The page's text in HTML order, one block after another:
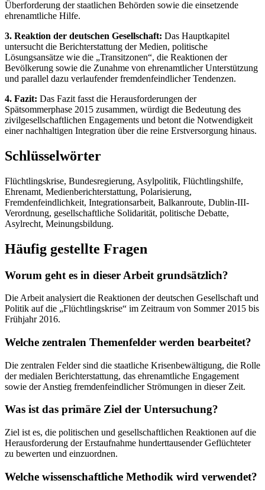
Überforderung der staatlichen Behörden sowie die einsetzende
ehrenamtliche Hilfe.
3. Reaktion der deutschen Gesellschaft: Das Hauptkapitel
untersucht die Berichterstattung der Medien, politische
Lösungsansätze wie die „Transitzonen“, die Reaktionen der
Bevölkerung sowie die Zunahme von ehrenamtlicher Unterstützung
und parallel dazu verlaufender fremdenfeindlicher Tendenzen.
4. Fazit: Das Fazit fasst die Herausforderungen der
Spätsommerphase 2015 zusammen, würdigt die Bedeutung des
zivilgesellschaftlichen Engagements und betont die Notwendigkeit
einer nachhaltigen Integration über die reine Erstversorgung hinaus.
Schlüsselwörter
Flüchtlingskrise, Bundesregierung, Asylpolitik, Flüchtlingshilfe,
Ehrenamt, Medienberichterstattung, Polarisierung,
Fremdenfeindlichkeit, Integrationsarbeit, Balkanroute, Dublin-III-
Verordnung, gesellschaftliche Solidarität, politische Debatte,
Asylrecht, Meinungsbildung.
Häufig gestellte Fragen
Worum geht es in dieser Arbeit grundsätzlich?
Die Arbeit analysiert die Reaktionen der deutschen Gesellschaft und
Politik auf die „Flüchtlingskrise“ im Zeitraum von Sommer 2015 bis
Frühjahr 2016.
Welche zentralen Themenfelder werden bearbeitet?
Die zentralen Felder sind die staatliche Krisenbewältigung, die Rolle
der medialen Berichterstattung, das ehrenamtliche Engagement
sowie der Anstieg fremdenfeindlicher Strömungen in dieser Zeit.
Was ist das primäre Ziel der Untersuchung?
Ziel ist es, die politischen und gesellschaftlichen Reaktionen auf die
Herausforderung der Erstaufnahme hunderttausender Geflüchteter
zu bewerten und einzuordnen.
Welche wissenschaftliche Methodik wird verwendet?